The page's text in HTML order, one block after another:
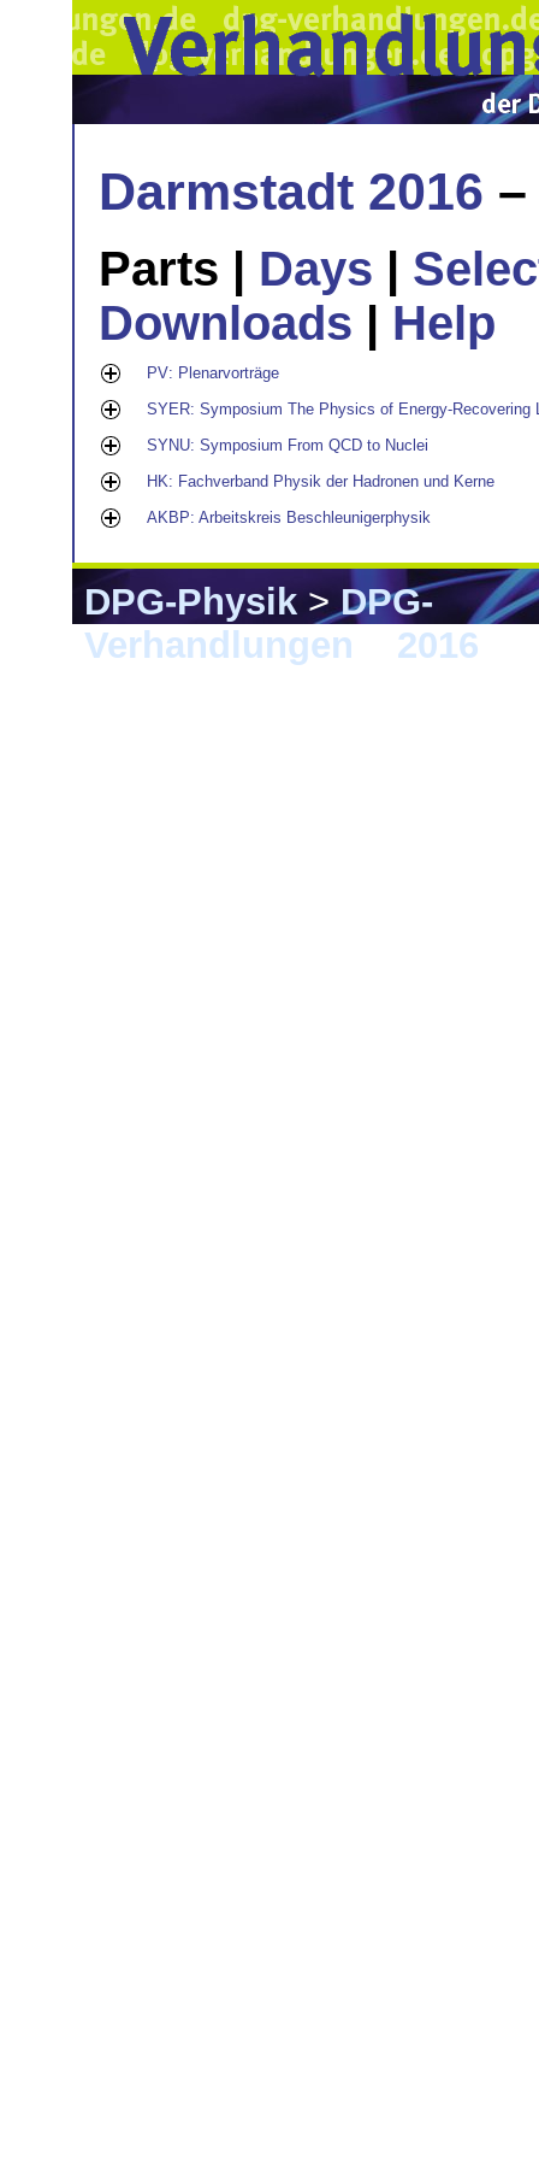
Darmstadt 2016
Parts | Days
Downloads
Help
PV: Plenarvorträge
SYER: Symposium The Physics of Energy-Recovering
SYNU: Symposium From QCD to Nuclei
HK: Fachverband Physik der Hadronen und Kerne
AKBP: Arbeitskreis Beschleunigerphysik
DPG-Physik>DPG-
Verhandlungen
2016